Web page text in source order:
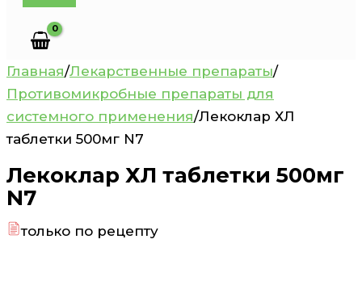
Главная/Лекарственные препараты/
Противомикробные препараты для
системного применения/Лекоклар ХЛ
таблетки 500мг N7
Лекоклар ХЛ таблетки 500мг
N7
только по рецепту